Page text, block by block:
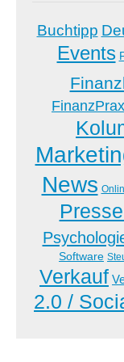
Buchtipp
Events
News
Software
Verkauf
2.0 /